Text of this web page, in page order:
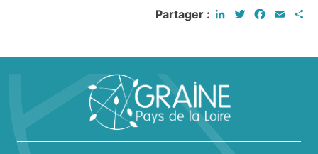
Partager : LinkedInTwitter Email